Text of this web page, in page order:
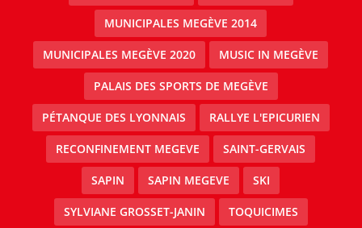
MUNICIPALES MEGÈVE 2014
MUNICIPALES MEGÈVE 2020 MUSIC IN MEGÈVE
PALAIS DES SPORTS DE MEGÈVE
PÉTANQUE DES LYONNAIS RALLYE L'EPICURIEN
RECONFINEMENT MEGEVE SAINT-GERVAIS
SAPIN SAPIN MEGEVE SKI
SYLVIANE GROSSET-JANIN TOQUICIMES